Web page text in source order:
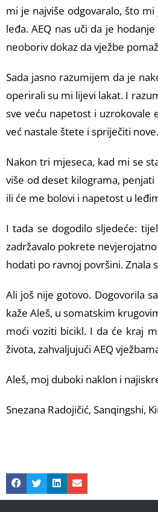
mi je najviše odgovaralo, što
leđa. AEQ nas uči da je
neoboriv dokaz da vježbe
Sada jasno razumijem da je
operirali su mi lijevi lakat. I
sve veću napetost i uzrokovale
već nastale štete i spriječiti
Nakon tri mjeseca, kad mi se
više od deset kilograma,
ili će me bolovi i napetost u
I tada se dogodilo sljedeće:
zadržavalo pokrete
hodati po ravnoj površini. Znala
Ali još nije gotovo. Dogovorila
kaže Aleš, u somatskim
moći voziti bicikl. I da će kraj
života, zahvaljujući AEQ
Aleš, moj duboki naklon i
Snezana Radojičić, Sanqingshi,